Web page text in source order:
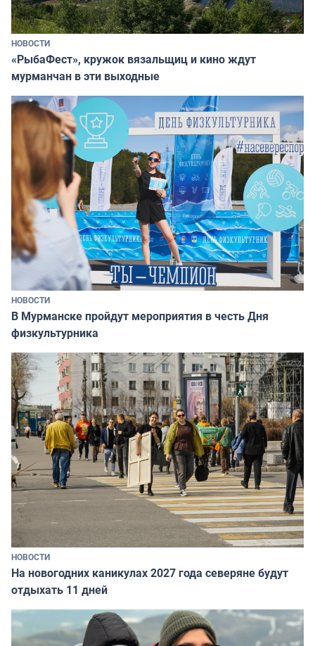
НОВОСТИ
«РыбаФест», кружок вязальщиц и кино ждут
мурманчан в эти выходные
НОВОСТИ
В Мурманске пройдут мероприятия в честь Дня
физкультурника
НОВОСТИ
На новогодних каникулах 2027 года северяне будут
отдыхать 11 дней